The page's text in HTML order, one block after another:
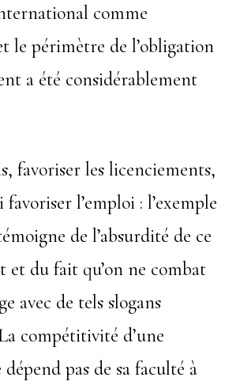
comme
le périmètre de l’obligation
a été considérablement
favoriser les licenciements,
favoriser l’emploi : l’exemple
de l’absurdité de ce
et du fait qu’on ne combat
avec de tels slogans
compétitivité d’une
pas de sa faculté à